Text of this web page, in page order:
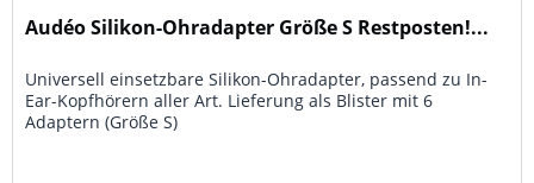
Audéo Silikon-Ohradapter Größe S Restposten!...
Universell einsetzbare Silikon-Ohradapter, passend zu In-
Ear-Kopfhörern aller Art. Lieferung als Blister mit 6
Adaptern (Größe S)